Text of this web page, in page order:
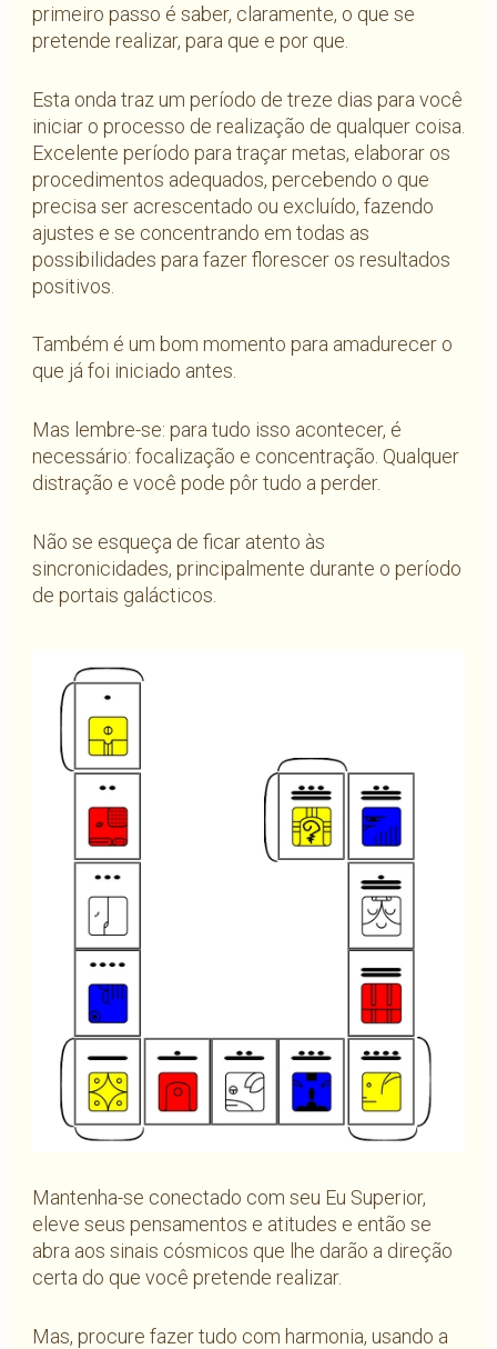
primeiro passo é saber, claramente, o que se
pretende realizar, para que e por que.
Esta onda traz um período de treze dias para você
iniciar o processo de realização de qualquer coisa.
Excelente período para traçar metas, elaborar os
procedimentos adequados, percebendo o que
precisa ser acrescentado ou excluído, fazendo
ajustes e se concentrando em todas as
possibilidades para fazer florescer os resultados
positivos.
Também é um bom momento para amadurecer o
que já foi iniciado antes.
Mas lembre-se: para tudo isso acontecer, é
necessário: focalização e concentração. Qualquer
distração e você pode pôr tudo a perder.
Não se esqueça de ficar atento às
sincronicidades, principalmente durante o período
de portais galácticos.
Mantenha-se conectado com seu Eu Superior,
eleve seus pensamentos e atitudes e então se
abra aos sinais cósmicos que lhe darão a direção
certa do que você pretende realizar.
Mas, procure fazer tudo com harmonia, usando a